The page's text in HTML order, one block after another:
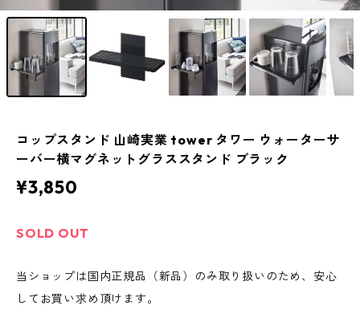
コップスタンド 山崎実業 tower タワー ウォーターサ
ーバー横マグネットグラススタンド ブラック
¥3,850
SOLD OUT
当ショップは国内正規品（新品）のみ取り扱いのため、安心
してお買い求め頂けます。